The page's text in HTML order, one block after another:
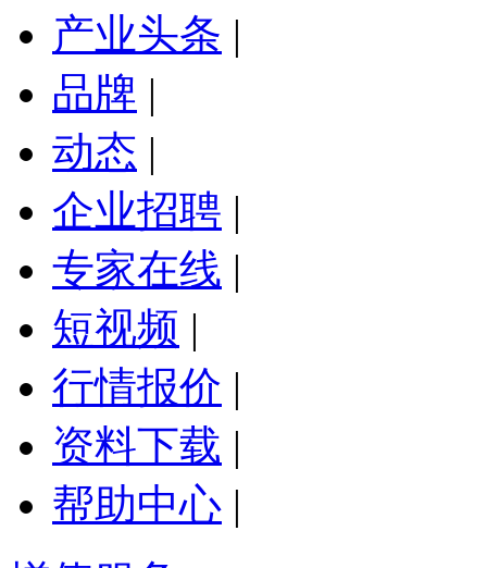
产业头条 |
品牌 |
动态 |
企业招聘 |
专家在线 |
短视频 |
行情报价 |
资料下载 |
帮助中心 |